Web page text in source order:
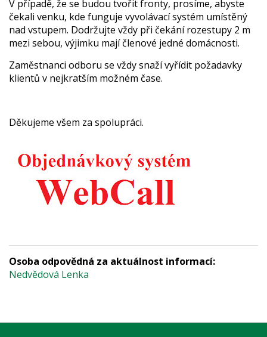
V případě, že se budou tvořit fronty, prosíme, abyste
čekali venku, kde funguje vyvolávací systém umístěný
nad vstupem. Dodržujte vždy při čekání rozestupy 2 m
mezi sebou, výjimku mají členové jedné domácnosti.
Zaměstnanci odboru se vždy snaží vyřídit požadavky
klientů v nejkratším možném čase.
Děkujeme všem za spolupráci.
Osoba odpovědná za aktuálnost informací:
Nedvědová Lenka